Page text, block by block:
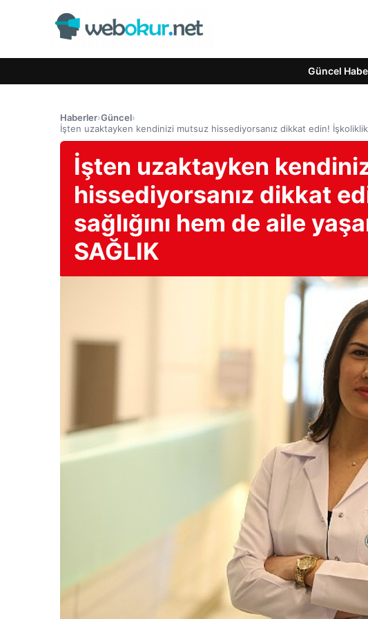
Güncel
Haberler›Güncel›
İşten uzaktayken kendinizi mutsuz hissediyorsanız dikkat edin! İşkoliklik
İşten uzaktayken
hissediyorsanız dikkat
sağlığını hem de aile
SAĞLIK